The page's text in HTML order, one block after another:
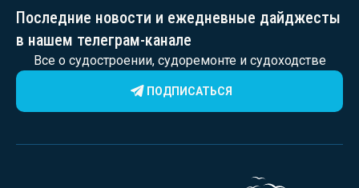
Последние новости и ежедневные дайджесты
в нашем телеграм-канале
Все о судостроении, судоремонте и судоходстве
ПОДПИСАТЬСЯ